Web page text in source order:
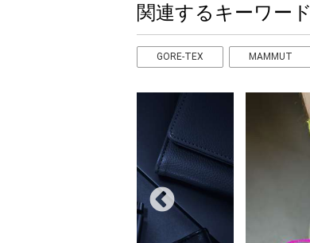
関連するキーワード
GORE-TEX MAMMUT